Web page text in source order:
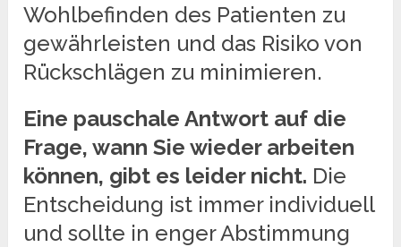
Wohlbefinden des Patienten zu
gewährleisten und das Risiko von
Rückschlägen zu minimieren.
Eine pauschale Antwort auf die
Frage, wann Sie wieder arbeiten
können, gibt es leider nicht. Die
Entscheidung ist immer individuell
und sollte in enger Abstimmung